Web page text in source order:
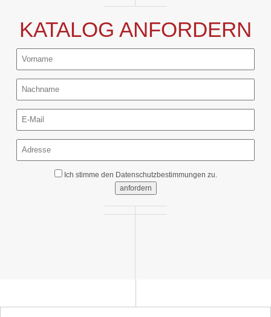
KATALOG ANFORDERN
Ich stimme den Datenschutzbestimmungen zu.
anfordern